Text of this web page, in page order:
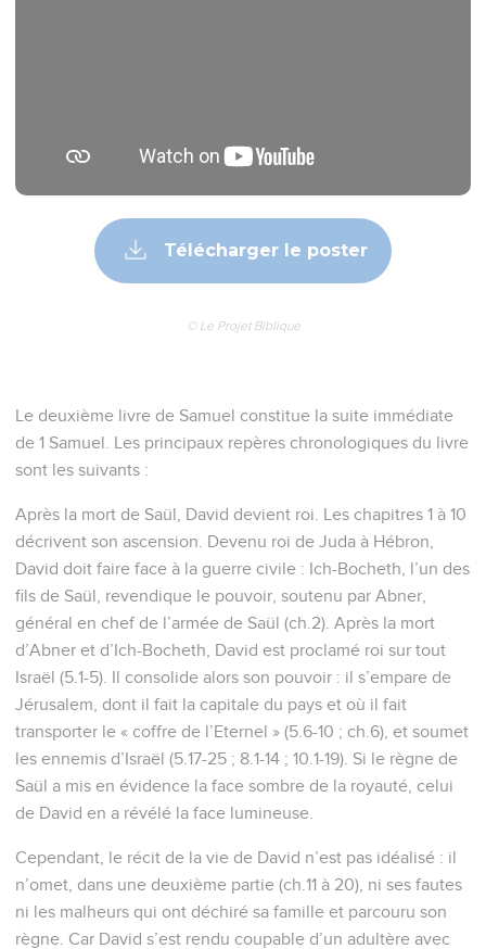
Télécharger le poster
© Le Projet Biblique
Le deuxième livre de Samuel constitue la suite immédiate
de 1 Samuel. Les principaux repères chronologiques du livre
sont les suivants :
Après la mort de Saül, David devient roi. Les chapitres 1 à 10
décrivent son ascension. Devenu roi de Juda à Hébron,
David doit faire face à la guerre civile : Ich-Bocheth, l’un des
fils de Saül, revendique le pouvoir, soutenu par Abner,
général en chef de l’armée de Saül (ch.2). Après la mort
d’Abner et d’Ich-Bocheth, David est proclamé roi sur tout
Israël (5.1-5). Il consolide alors son pouvoir : il s’empare de
Jérusalem, dont il fait la capitale du pays et où il fait
transporter le « coffre de l’Eternel » (5.6-10 ; ch.6), et soumet
les ennemis d’Israël (5.17-25 ; 8.1-14 ; 10.1-19). Si le règne de
Saül a mis en évidence la face sombre de la royauté, celui
de David en a révélé la face lumineuse.
Cependant, le récit de la vie de David n’est pas idéalisé : il
n’omet, dans une deuxième partie (ch.11 à 20), ni ses fautes
ni les malheurs qui ont déchiré sa famille et parcouru son
règne. Car David s’est rendu coupable d’un adultère avec